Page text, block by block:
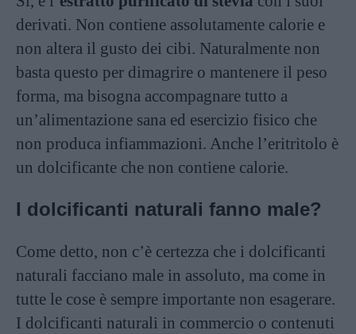
derivati. Non contiene assolutamente calorie e
non altera il gusto dei cibi. Naturalmente non
basta questo per dimagrire o mantenere il peso
forma, ma bisogna accompagnare tutto a
un’alimentazione sana ed esercizio fisico che
non produca infiammazioni. Anche l’eritritolo è
un dolcificante che non contiene calorie.
I dolcificanti naturali fanno male?
Come detto, non c’è certezza che i dolcificanti
naturali facciano male in assoluto, ma come in
tutte le cose è sempre importante non esagerare.
I dolcificanti naturali in commercio o contenuti